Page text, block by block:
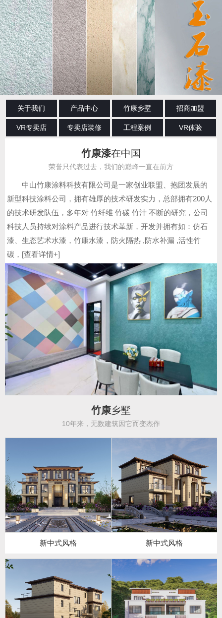
关于我们 产品中心 竹康乡墅 招商加盟
VR专卖店 专卖店装修 工程案例 VR体验
竹康漆在中国
荣誉只代表过去，我们的巅峰一直在前方
中山竹康涂料科技有限公司是一家创业联盟、抱团发展的
新型科技涂料公司，拥有雄厚的技术研发实力，总部拥有200人
的技术研发队伍，多年对 竹纤维 竹碳 竹汁 不断的研究，公司
科技人员持续对涂料产品进行技术革新，开发并拥有如：仿石
漆、生态艺术水漆，竹康水漆，防火隔热 ,防水补漏 ,活性竹
碳，[查看详情+]
竹康乡墅
10年来，无数建筑因它而变杰作
新中式风格 新中式风格